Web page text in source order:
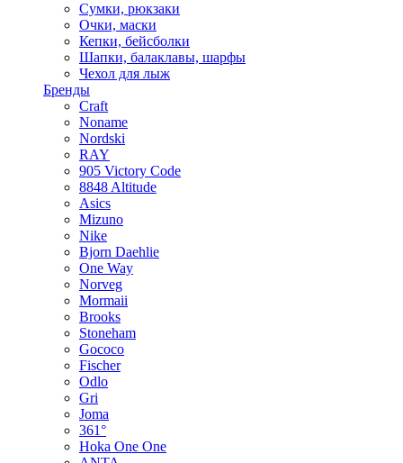
Сумки, рюкзаки
Очки, маски
Кепки, бейсболки
Шапки, балаклавы, шарфы
Чехол для лыж
Бренды
Craft
Noname
Nordski
RAY
905 Victory Code
8848 Altitude
Asics
Mizuno
Nike
Bjorn Daehlie
One Way
Norveg
Mormaii
Brooks
Stoneham
Gococo
Fischer
Odlo
Gri
Joma
361°
Hoka One One